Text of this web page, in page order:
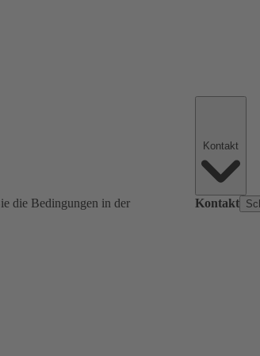
die Bedingungen in der
Kontakt